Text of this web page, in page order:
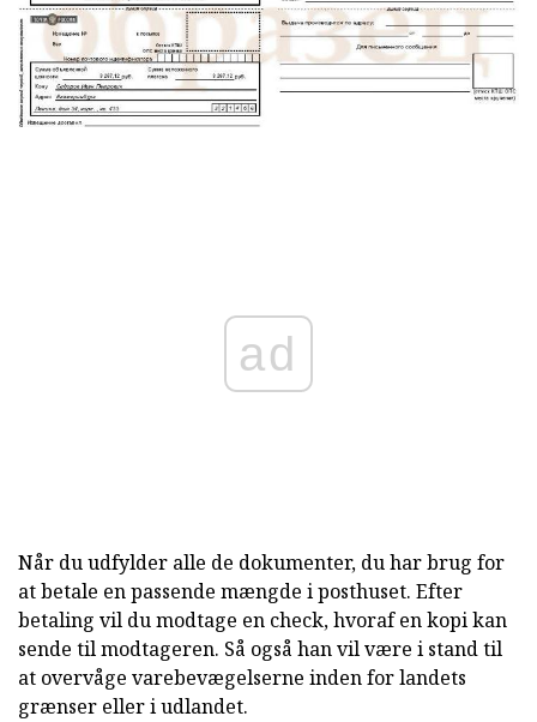
ad
Når du udfylder alle de dokumenter, du har brug for
at betale en passende mængde i posthuset. Efter
betaling vil du modtage en check, hvoraf en kopi kan
sende til modtageren. Så også han vil være i stand til
at overvåge varebevægelserne inden for landets
grænser eller i udlandet.